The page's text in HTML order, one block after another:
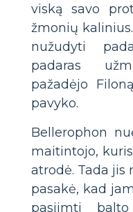
viską savo
žmonių
nužudyti
padaras
pažadėjo
pavyko.
Bellerophon
maitintojo,
atrodė. Tada jis
pasakė, kad
pasiimti